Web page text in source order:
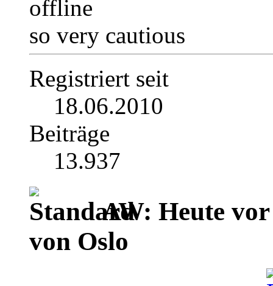
so very cautious
Registriert seit
18.06.2010
Beiträge
13.937
AW: Heute
von Oslo